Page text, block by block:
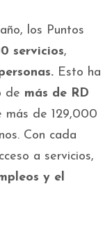
los Puntos
servicios,
Esto ha
de más de RD
más de 129,000
Con cada
a servicios,
y el